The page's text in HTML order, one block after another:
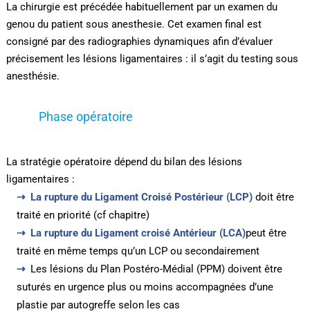
La chirurgie est précédée habituellement par un examen du
genou du patient sous anesthesie. Cet examen final est
consigné par des radiographies dynamiques afin d’évaluer
précisement les lésions ligamentaires : il s’agit du testing sous
anesthésie.
Phase opératoire
La stratégie opératoire dépend du bilan des lésions
ligamentaires :
La rupture du Ligament Croisé Postérieur (LCP)doit être
traité en priorité (cf chapitre)
La rupture du Ligament croisé Antérieur (LCA)peut être
traité en même temps qu’un LCP ou secondairement
Les lésions du Plan Postéro-Médial (PPM) doivent être
suturés en urgence plus ou moins accompagnées d’une
plastie par autogreffe selon les cas